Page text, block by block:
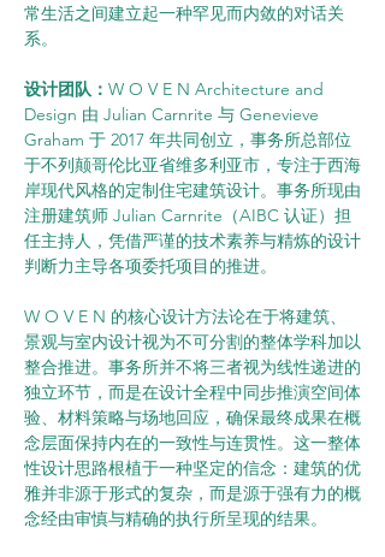
常生活之间建立起一种罕见而内敛的对话关
系。
设计团队： W O V E N Architecture and
Design 由 Julian Carnrite 与 Genevieve
Graham 于 2017 年共同创立，事务所总部位
于不列颠哥伦比亚省维多利亚市，专注于西海
岸现代风格的定制住宅建筑设计。事务所现由
注册建筑师 Julian Carnrite（AIBC 认证）担
任主持人，凭借严谨的技术素养与精炼的设计
判断力主导各项委托项目的推进。
W O V E N 的核心设计方法论在于将建筑、
景观与室内设计视为不可分割的整体学科加以
整合推进。事务所并不将三者视为线性递进的
独立环节，而是在设计全程中同步推演空间体
验、材料策略与场地回应，确保最终成果在概
念层面保持内在的一致性与连贯性。这一整体
性设计思路根植于一种坚定的信念：建筑的优
雅并非源于形式的复杂，而是源于强有力的概
念经由审慎与精确的执行所呈现的结果。